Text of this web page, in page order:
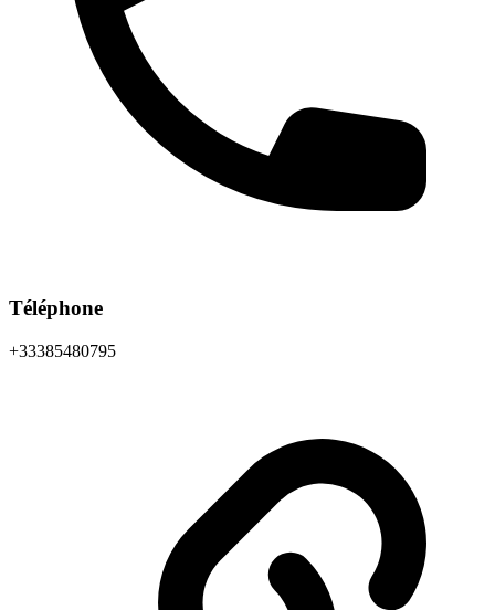
Téléphone
+33385480795